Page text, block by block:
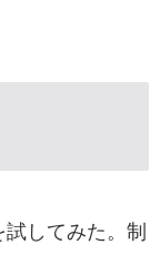
してみた。制